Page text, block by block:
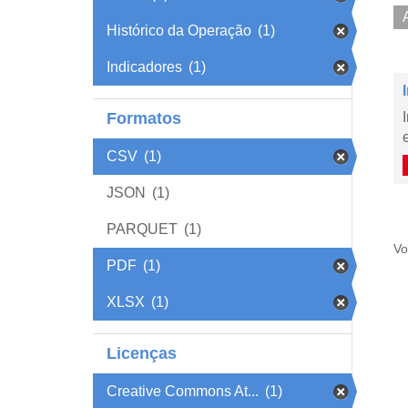
Histórico da Operação (1)
Indicadores (1)
Formatos
CSV (1)
JSON (1)
PARQUET (1)
PDF (1)
XLSX (1)
Licenças
Creative Commons At... (1)